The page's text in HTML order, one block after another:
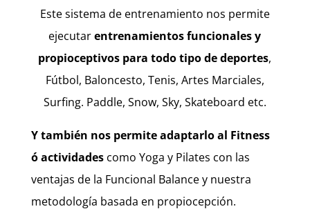
Este sistema de entrenamiento nos permite
ejecutarentrenamientos funcionales y
propioceptivos para todo tipo de deportes,
Fútbol, Baloncesto, Tenis, Artes Marciales,
Surfing. Paddle, Snow, Sky, Skateboard etc.
Y también nos permite adaptarlo al Fitness
ó actividades como Yoga y Pilates con las
ventajas de la Funcional Balance y nuestra
metodología basada en propiocepción.